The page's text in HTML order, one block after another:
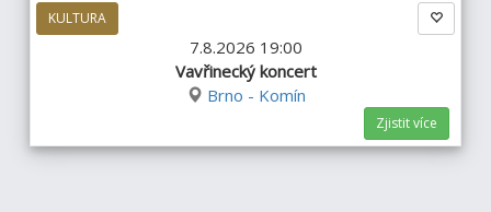
KULTURA
7.8.2026 19:00
Vavřinecký koncert
Brno - Komín
Zjistit více